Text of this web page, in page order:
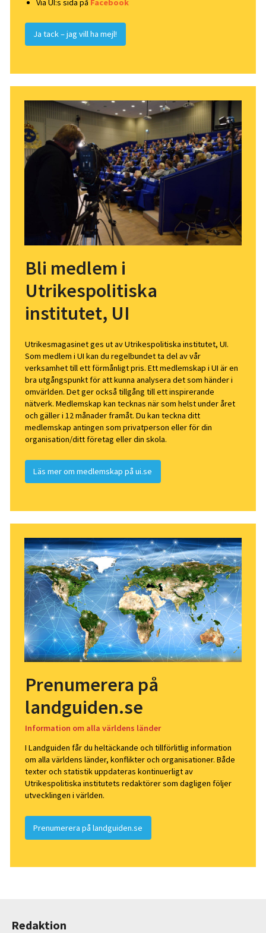
Ja tack – jag vill ha mejl!
Bli medlem i
Utrikespolitiska
institutet, UI
Utrikesmagasinet ges ut av Utrikespolitiska institutet, UI.
Som medlem i UI kan du regelbundet ta del av vår
verksamhet till ett förmånligt pris. Ett medlemskap i UI är en
bra utgångspunkt för att kunna analysera det som händer i
omvärlden. Det ger också tillgång till ett inspirerande
nätverk. Medlemskap kan tecknas när som helst under året
och gäller i 12 månader framåt. Du kan teckna ditt
medlemskap antingen som privatperson eller för din
organisation/ditt företag eller din skola.
Läs mer om medlemskap på ui.se
Prenumerera på
landguiden.se
Information om alla världens länder
I Landguiden får du heltäckande och tillförlitlig information
om alla världens länder, konflikter och organisationer. Både
texter och statistik uppdateras kontinuerligt av
Utrikespolitiska institutets redaktörer som dagligen följer
utvecklingen i världen.
Prenumerera på landguiden.se
Redaktion